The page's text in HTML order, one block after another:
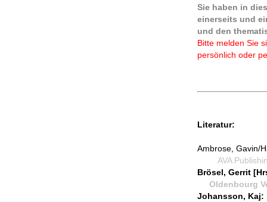
Sie haben in
einerseits und
und den
Bitte melden Sie
persönlich oder
Literatur:
Ambrose, Gavin/
AVA Publishing
Brösel, Gerrit
Oldenbourg
Johansson, Kaj: